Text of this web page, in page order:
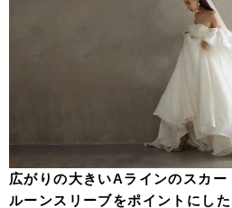
広がりの大きいAラインのスカ
ルーンスリーブをポイントにし